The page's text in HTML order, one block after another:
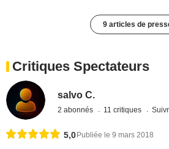
9 articles de
Critiques Spectateurs
salvo C.
2 abonnés 11 critiques
5,0 Publiée le 9 mars 2018